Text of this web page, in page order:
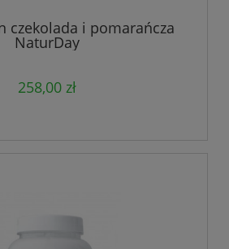
czekolada i pomarańcza
NaturDay
258,00 zł